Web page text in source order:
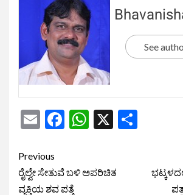
See
EmailFacebook
WhatsApp
X
Previous
ರೈಲ್ವೇ ಸೇತುವೆ ಬಳಿ ಅಪರಿಚಿತ
ವ್ಯಕ್ತಿಯ ಶವ ಪತ್ತೆ